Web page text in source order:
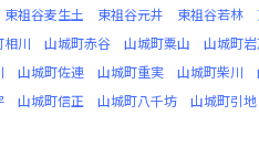
東祖谷麦生土 東祖谷元井 東祖谷若林
相川 山城町赤谷 山城町粟山 山城町
山城町佐連 山城町重実 山城町柴川
山城町信正 山城町八千坊 山城町引地